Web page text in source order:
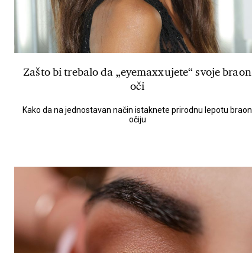
Zašto bi trebalo da „eyemaxxujete“ svoje braon
oči
Kako da na jednostavan način istaknete prirodnu lepotu braon
očiju